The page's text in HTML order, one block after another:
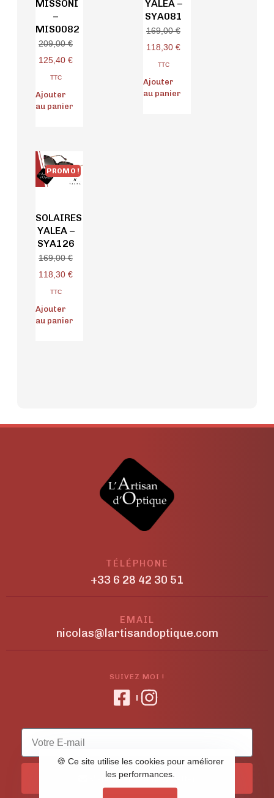
MISSONI
–
MIS0082
209,00€
125,40 €
TTC
Ajouter
au panier
YALEA –
SYA081
169,00€
118,30 €
TTC
Ajouter
au panier
PROMO !
SOLAIRES
YALEA –
SYA126
169,00€
118,30 €
TTC
Ajouter
au panier
TÉLÉPHONE
+33 6 28 42 30 51
EMAIL
nicolas@lartisandoptique.com
SUIVEZ MOI !
S'abonner à la newsletter
🍪 Ce site utilise les cookies pour améliorer
les performances.